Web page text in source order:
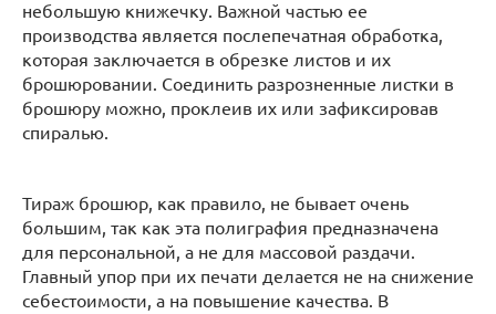
небольшую книжечку. Важной частью ее
производства является послепечатная обработка,
которая заключается в обрезке листов и их
брошюровании. Соединить разрозненные листки в
брошюру можно, проклеив их или зафиксировав
спиралью.
Тираж брошюр, как правило, не бывает очень
большим, так как эта полиграфия предназначена
для персональной, а не для массовой раздачи.
Главный упор при их печати делается не на снижение
себестоимости, а на повышение качества. В